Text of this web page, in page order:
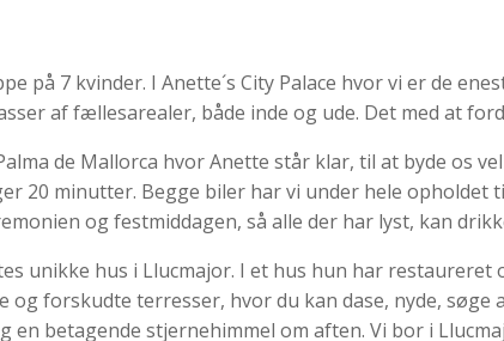
på 7 kvinder. I Anette´s City Palace hvor vi er de
af fællesarealer, både inde og ude. Det med at
de Mallorca hvor Anette står klar, til at byde os
20 minutter. Begge biler har vi under hele
og festmiddagen, så alle der har lyst, kan
unikke hus i Llucmajor. I et hus hun har
og forskudte terresser, hvor du kan dase, nyde,
en betagende stjernehimmel om aften. Vi bor i